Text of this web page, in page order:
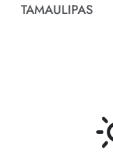
TAMAULIPAS